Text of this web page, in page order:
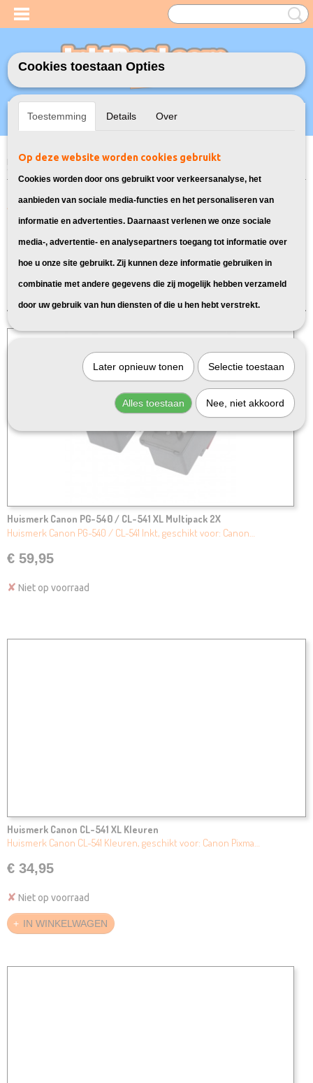
Inloggen Registreren
UW WINKELWAGEN
Home>Model Printer>PG-540/CL-541 Inkt cartridges voor Canon
Alle artikelen geschikt voor Canon
Pixma TS5151:
Huismerk Canon PG-540 / CL-541 XL Multipack 2X
Huismerk Canon PG-540 / CL-541 Inkt, geschikt voor: Canon…
€ 59,95
✘ Niet op voorraad
Huismerk Canon CL-541 XL Kleuren
Huismerk Canon CL-541 Kleuren, geschikt voor: Canon Pixma…
€ 34,95
✘ Niet op voorraad
IN WINKELWAGEN
Cookies toestaan Opties
Toestemming Details Over
Op deze website worden cookies gebruikt
Cookies worden door ons gebruikt voor verkeersanalyse, het
aanbieden van sociale media-functies en het personaliseren van
informatie en advertenties. Daarnaast verlenen we onze sociale
media-, advertentie- en analysepartners toegang tot informatie over
hoe u onze site gebruikt. Zij kunnen deze informatie gebruiken in
combinatie met andere gegevens die zij mogelijk hebben verzameld
door uw gebruik van hun diensten of die u hen hebt verstrekt.
Later opnieuw tonen Selectie toestaan
Alles toestaan Nee, niet akkoord